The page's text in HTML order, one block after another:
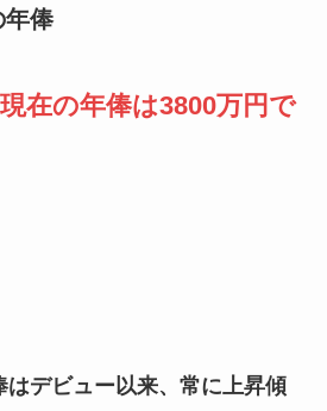
年俸
在の年俸は3800万円 で
デビュー以来、常に上昇傾